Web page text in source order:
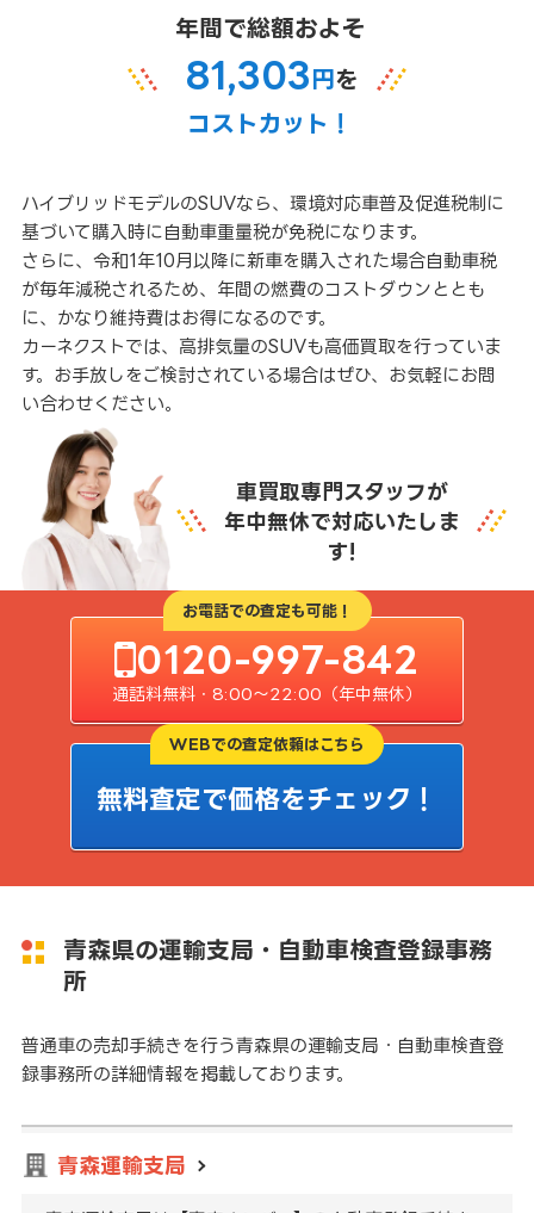
年間で総額およそ
81,303円を
コストカット！
ハイブリッドモデルのSUVなら、環境対応車普及促進税制に
基づいて購入時に自動車重量税が免税になります。
さらに、令和1年10月以降に新車を購入された場合自動車税
が毎年減税されるため、年間の燃費のコストダウンととも
に、かなり維持費はお得になるのです。
カーネクストでは、高排気量のSUVも高価買取を行っていま
す。お手放しをご検討されている場合はぜひ、お気軽にお問
い合わせください。
車買取専門スタッフが
年中無休で対応いたしま
す!
お電話での査定も可能！
0120-997-842
通話料無料・8:00〜22:00（年中無休）
WEBでの査定依頼はこちら
無料査定で価格をチェック！
青森県の運輸支局・自動車検査登録事務
所
普通車の売却手続きを行う青森県の運輸支局・自動車検査登
録事務所の詳細情報を掲載しております。
青森運輸支局